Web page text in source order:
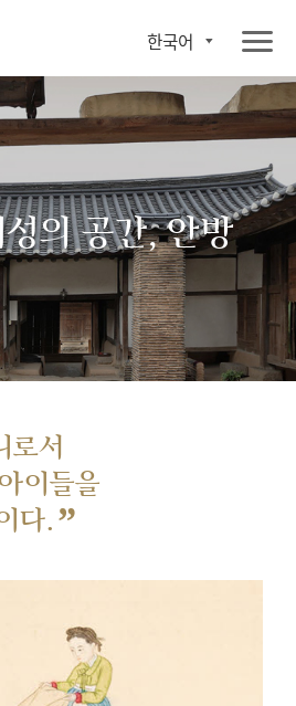
한국어
의 공간, 안방
로서
이들을
다. ”